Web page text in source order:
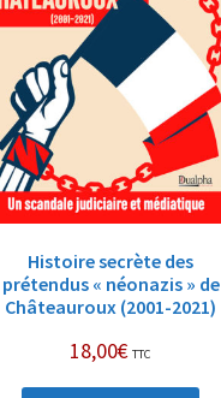
Histoire secrète des
prétendus « néonazis » de
Châteauroux (2001-2021)
18,00€ TTC